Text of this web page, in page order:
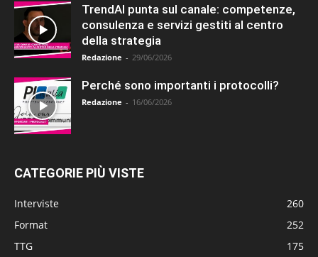
TrendAI punta sul canale: competenze,
consulenza e servizi gestiti al centro
della strategia
Redazione - 29/06/2026
Perché sono importanti i protocolli?
Redazione - 16/06/2026
CATEGORIE PIÙ VISTE
Interviste
260
Format
252
TTG
175